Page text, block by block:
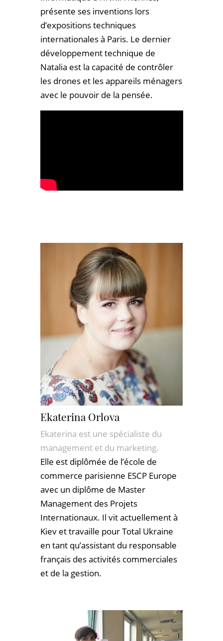
présente ses inventions lors
d’expositions techniques
internationales à Paris. Le dernier
développement technique de
Natalia est la capacité de contrôler
les drones et les appareils ménagers
avec le pouvoir de la pensée.
Ekaterina Orlova
Ekaterina est une spécialiste du
management et du marketing.
Elle est diplômée de l’école de
commerce parisienne ESCP Europe
avec un diplôme de Master
Management des Projets
Internationaux. Il vit actuellement à
Kiev et travaille pour Total Ukraine
en tant qu’assistant du responsable
français des activités commerciales
et de la gestion.